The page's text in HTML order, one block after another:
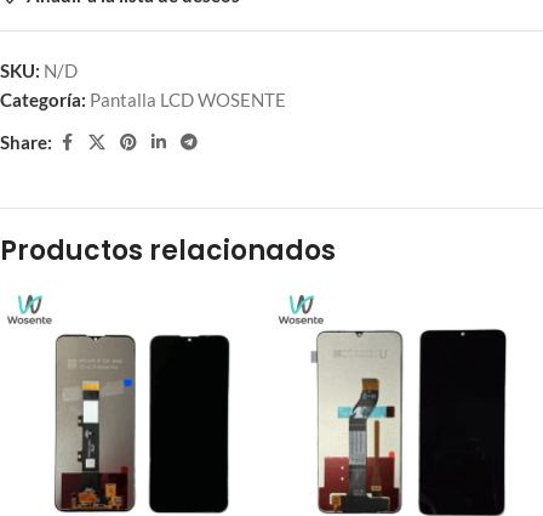
SKU: N/D
Categoría: Pantalla LCD WOSENTE
Share:
Productos relacionados